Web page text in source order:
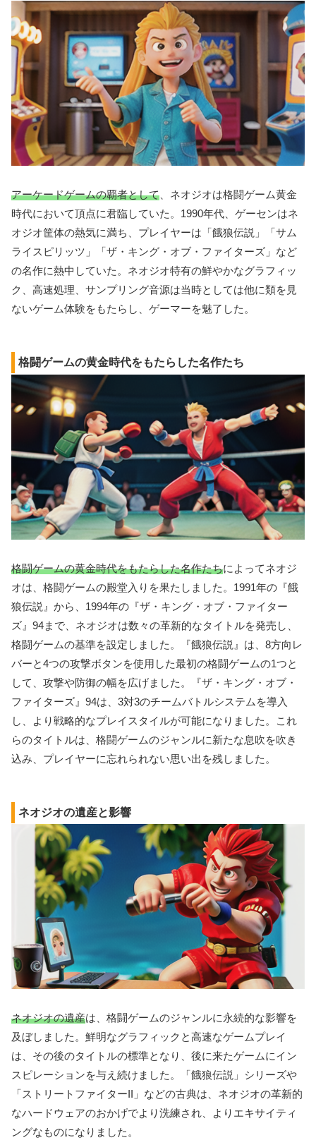
アーケードゲームの覇者として 、ネオジオは格闘ゲーム黄金
時代において頂点に君臨していた。1990年代、ゲーセンはネ
オジオ筐体の熱気に満ち、プレイヤーは「餓狼伝説」「サム
ライスピリッツ」「ザ・キング・オブ・ファイターズ」など
の名作に熱中していた。ネオジオ特有の鮮やかなグラフィッ
ク、高速処理、サンプリング音源は当時としては他に類を見
ないゲーム体験をもたらし、ゲーマーを魅了した。
格闘ゲームの黄金時代をもたらした名作たち
格闘ゲームの黄金時代をもたらした名作たちによってネオジ
オは、格闘ゲームの殿堂入りを果たしました。1991年の『餓
狼伝説』から、1994年の『ザ・キング・オブ・ファイター
ズ』94まで、ネオジオは数々の革新的なタイトルを発売し、
格闘ゲームの基準を設定しました。『餓狼伝説』は、8方向レ
バーと4つの攻撃ボタンを使用した最初の格闘ゲームの1つと
して、攻撃や防御の幅を広げました。『ザ・キング・オブ・
ファイターズ』94は、3対3のチームバトルシステムを導入
し、より戦略的なプレイスタイルが可能になりました。これ
らのタイトルは、格闘ゲームのジャンルに新たな息吹を吹き
込み、プレイヤーに忘れられない思い出を残しました。
ネオジオの遺産と影響
ネオジオの遺産は、格闘ゲームのジャンルに永続的な影響を
及ぼしました。鮮明なグラフィックと高速なゲームプレイ
は、その後のタイトルの標準となり、後に来たゲームにイン
スピレーションを与え続けました。「餓狼伝説」シリーズや
「ストリートファイターII」などの古典は、ネオジオの革新的
なハードウェアのおかげでより洗練され、よりエキサイティ
ングなものになりました。